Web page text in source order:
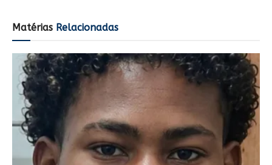
Matérias Relacionadas